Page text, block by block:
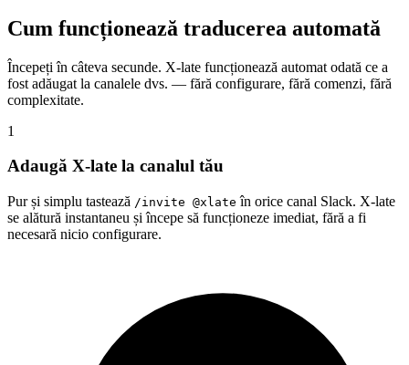
Cum funcționează traducerea automată
Începeți în câteva secunde. X-late funcționează automat odată ce a
fost adăugat la canalele dvs. — fără configurare, fără comenzi, fără
complexitate.
1
Adaugă X-late la canalul tău
Pur și simplu tastează /invite @xlate în orice canal Slack. X-late
se alătură instantaneu și începe să funcționeze imediat, fără a fi
necesară nicio configurare.